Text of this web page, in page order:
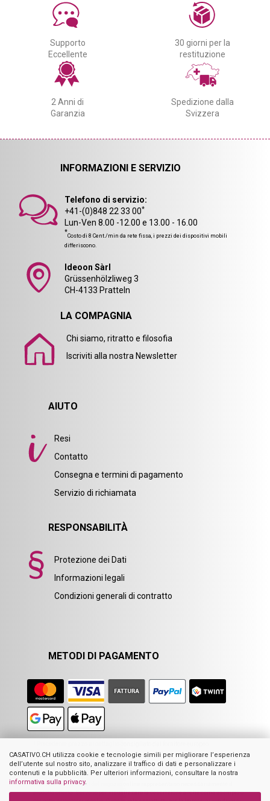
CASATIVO.CH utilizza cookie e tecnologie simili per migliorare l’esperienza
dell’utente sul nostro sito, analizzare il traffico di dati e personalizzare i
contenuti e la pubblicità. Per ulteriori informazioni, consultare la nostra
informativa sulla privacy.
Supporto
Eccellente
30 giorni per la
restituzione
2 Anni di
Garanzia
Spedizione dalla
Svizzera
INFORMAZIONI E SERVIZIO
Telefono di servizio:
+41-(0)848 22 33 00*
Lun-Ven 8.00 -12.00 e 13.00 - 16.00
*Costo di 8 Cent./min da rete fissa, i prezzi dei dispositivi mobili
differiscono.
Ideoon Sàrl
Grüssenhölzliweg 3
CH-4133 Pratteln
LA COMPAGNIA
Chi siamo, ritratto e filosofia
Iscriviti alla nostra Newsletter
AIUTO
Resi
Contatto
Consegna e termini di pagamento
Servizio di richiamata
RESPONSABILITÀ
Protezione dei Dati
Informazioni legali
Condizioni generali di contratto
METODI DI PAGAMENTO
Prezzo precedente di Casativo
Somma dei prezzi individuali
4 Prezzo al dettaglio suggerito dal produttore
Non tutte le immagini del negozio online rappresentano necessariamente il
prodotto offerto. Servono per visualizzare la descrizione anche come esempio o